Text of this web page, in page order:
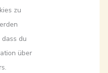
zu
du
über